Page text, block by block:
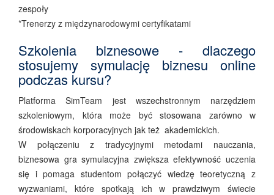
zespoły
*Trenerzy z międzynarodowymi certyfikatami
Szkolenia biznesowe - dlaczego
stosujemy symulację biznesu online
podczas kursu?
Platforma SimTeam jest wszechstronnym narzędziem
szkoleniowym, która może być stosowana zarówno w
środowiskach korporacyjnych jak też akademickich.
W połączeniu z tradycyjnymi metodami nauczania,
biznesowa gra symulacyjna zwiększa efektywność uczenia
się i pomaga studentom połączyć wiedzę teoretyczną z
wyzwaniami, które spotkają ich w prawdziwym świecie